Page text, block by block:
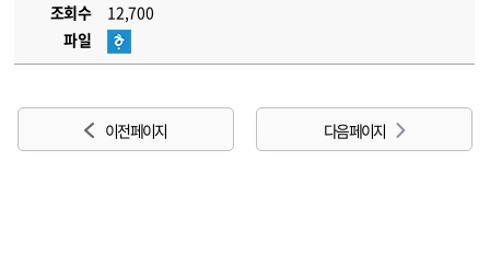
조회수
12,700
파일
이전 페이지 다음 페이지